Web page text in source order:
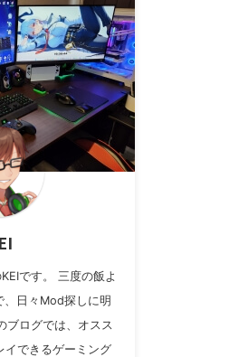
です。 三度の飯よ
、日々Mod探しに明
ブログでは、オスス
イできるゲーミング